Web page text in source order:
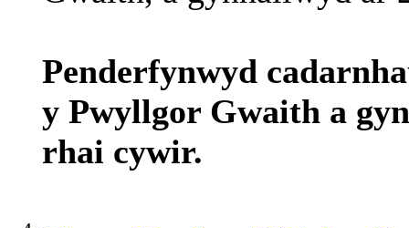
Penderfynwyd
y Pwyllgor Gwaith a
rhai cywir.